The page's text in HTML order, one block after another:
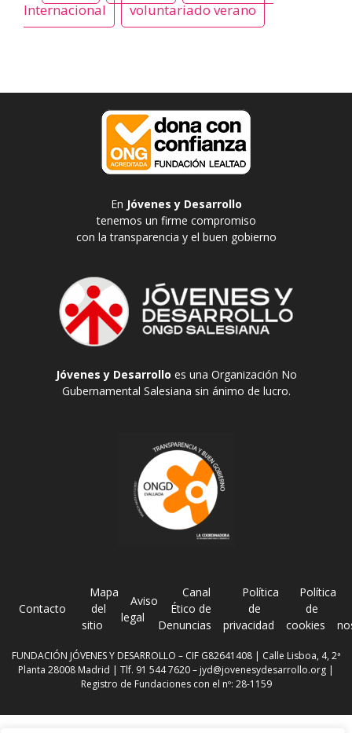
Internacional
voluntariado verano
En Jóvenes y Desarrollo
tenemos un firme compromiso
con la transparencia y el buen gobierno
Jóvenes y Desarrollo es una Organización No
Gubernamental Salesiana sin ánimo de lucro.
Contacto
Mapa
del
sitio
Aviso
legal
Canal
Ético de
Denuncias
Política
de
privacidad
Política
de
cookies
FUNDACIÓN JÓVENES Y DESARROLLO – CIF G82641408 | Calle Lisboa, 4, 2ª
Planta 28008 Madrid | Tlf. 91 544 7620 – jyd@jovenesydesarrollo.org |
Registro de Fundaciones con el nº: 28-1159